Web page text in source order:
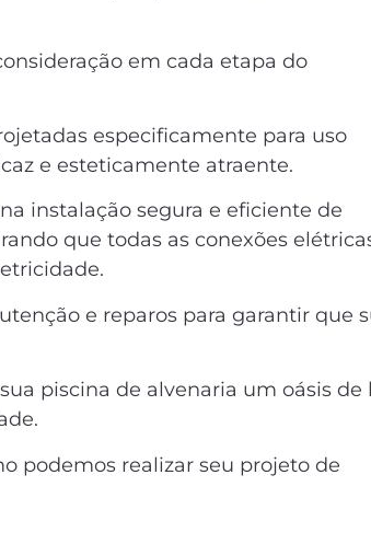
em cada etapa do
especificamente para uso
e esteticamente atraente.
instalação segura e eficiente de
que todas as conexões
e reparos para garantir que
piscina de alvenaria um oásis de
podemos realizar seu projeto de